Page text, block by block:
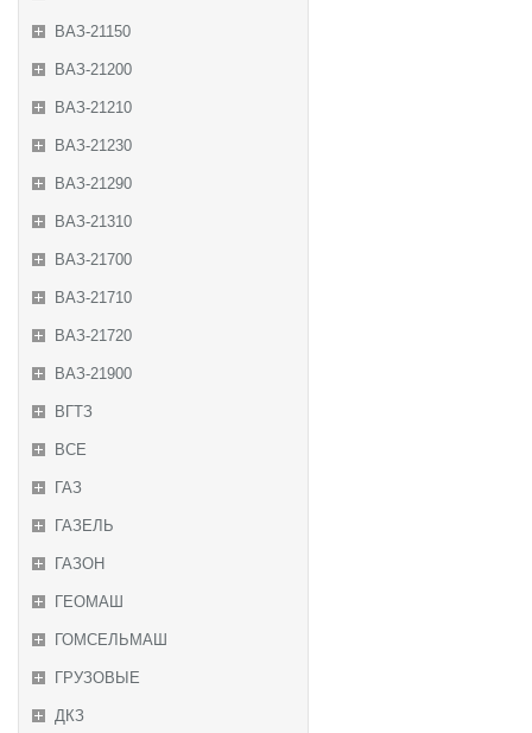
ВАЗ-21150
ВАЗ-21200
ВАЗ-21210
ВАЗ-21230
ВАЗ-21290
ВАЗ-21310
ВАЗ-21700
ВАЗ-21710
ВАЗ-21720
ВАЗ-21900
ВГТЗ
ВСЕ
ГАЗ
ГАЗЕЛЬ
ГАЗОН
ГЕОМАШ
ГОМСЕЛЬМАШ
ГРУЗОВЫЕ
ДКЗ